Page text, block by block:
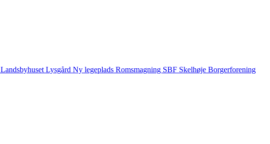
Landsbyhuset Lysgård Ny legeplads Romsmagning SBF Skelhøje Borgerforening